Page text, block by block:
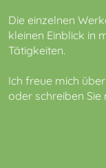
Die einzelnen
kleinen Einblick in
Tätigkeiten.
Ich freue mich
oder schreiben Sie